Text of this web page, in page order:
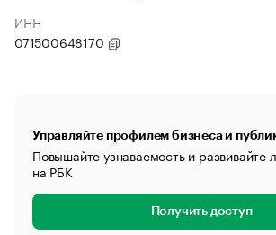
ИНН
071500648170
Управляйте профилем бизнеса и
Повышайте узнаваемость и развивайте
на РБК
Получить доступ